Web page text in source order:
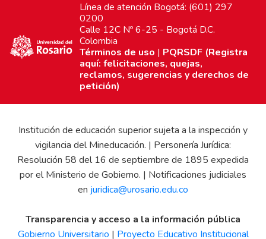
Línea de atención Bogotá: (601) 297
0200
Calle 12C Nº 6-25 - Bogotá D.C.
Colombia
Términos de uso | PQRSDF (Registra
aquí: felicitaciones, quejas,
reclamos, sugerencias y derechos de
petición)
Institución de educación superior sujeta a la inspección y
vigilancia del Mineducación. | Personería Jurídica:
Resolución 58 del 16 de septiembre de 1895 expedida
por el Ministerio de Gobierno. | Notificaciones judiciales
en juridica@urosario.edu.co
Transparencia y acceso a la información pública
Gobierno Universitario | Proyecto Educativo Institucional